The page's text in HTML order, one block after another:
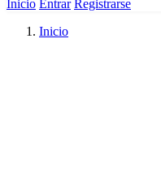
Inicio Entrar Registrarse
Inicio